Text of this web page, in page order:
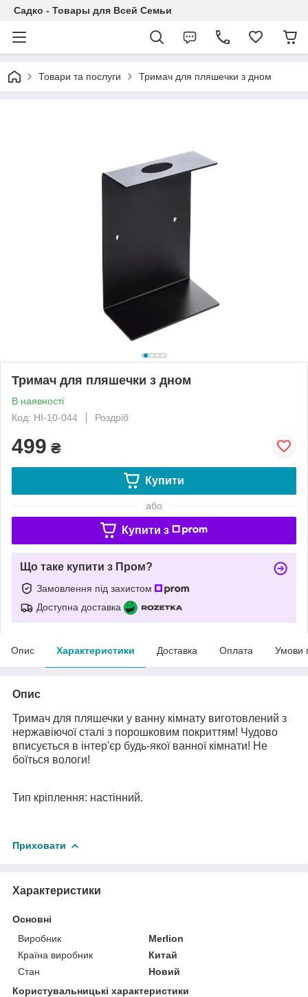
Садко - Товары для Всей Семьи
Товари та послуги Тримач для пляшечки з дном
Тримач для пляшечки з дном
В наявності
Код: HI-10-044
Роздріб
499 ₴
Купити
або
Купити з
Що таке купити з Пром?
Замовлення під захистом
Доступна доставка
Опис Характеристики Доставка Оплата Умови
Опис
Тримач для пляшечки у ванну кімнату виготовлений з
нержавіючої сталі з порошковим покриттям! Чудово
вписується в інтер'єр будь-якої ванної кімнати! Не
боїться вологи!
Тип кріплення: настінний.
Приховати
Характеристики
Основні
Виробник
Merlion
Країна виробник
Китай
Стан
Новий
Користувальницькі характеристики